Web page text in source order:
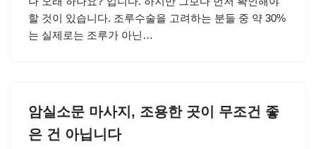
할 것이 있습니다. 조루수술을 고려하는 분들 중 약 30%
는 실제로는 조루가 아닌…
암실소문 마사지, 조용한 곳이 무조건 좋
은 건 아닙니다